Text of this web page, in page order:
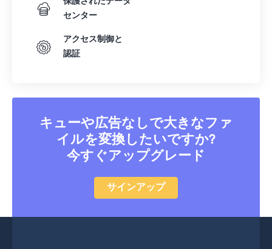
センター
アクセス制御と
認証
キューや広告なしで大きなファ
イルを変換したいですか?
今すぐアップグレード
サインアップ